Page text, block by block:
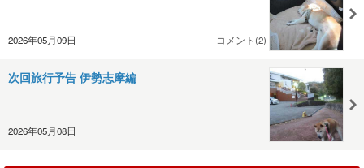
2026年05月09日 コメント(2)
次回旅行予告 伊勢志摩編
2026年05月08日